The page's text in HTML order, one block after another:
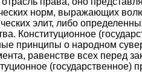
норм, выражающих
элит, либо
Конституционное
принципы о народном
равенстве всех перед
(государственное)